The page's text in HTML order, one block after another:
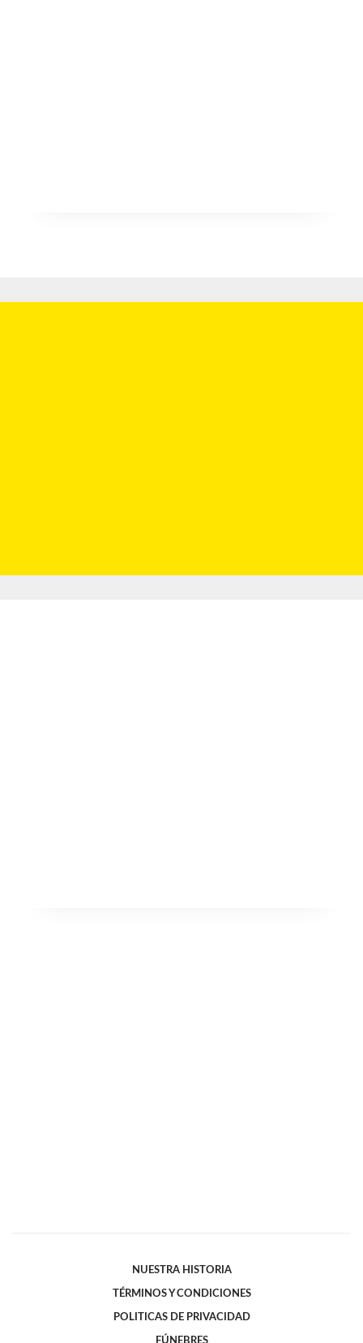
NUESTRA HISTORIA
TÉRMINOS Y CONDICIONES
POLITICAS DE PRIVACIDAD
FÚNEBRES